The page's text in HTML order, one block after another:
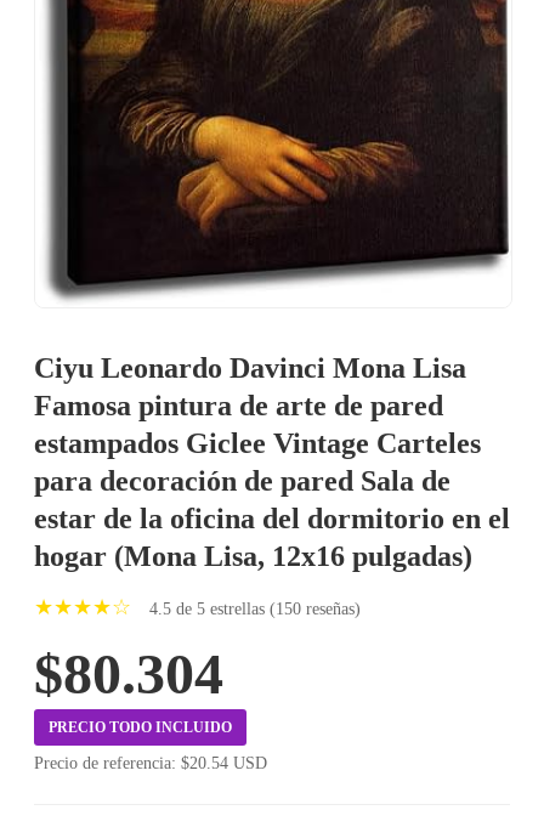
Ciyu Leonardo Davinci Mona Lisa
Famosa pintura de arte de pared
estampados Giclee Vintage Carteles
para decoración de pared Sala de
estar de la oficina del dormitorio en el
hogar (Mona Lisa, 12x16 pulgadas)
★★★★☆ 4.5 de 5 estrellas (150 reseñas)
$80.304
PRECIO TODO INCLUIDO
Precio de referencia: $20.54 USD